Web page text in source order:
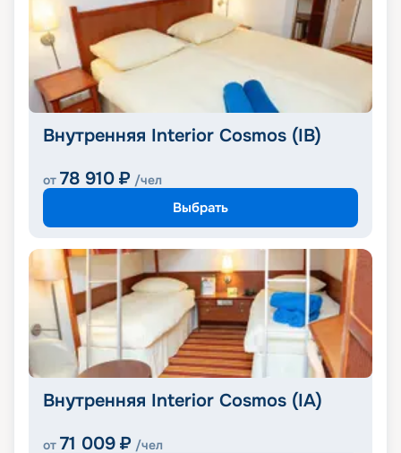
Внутренняя Interior Cosmos (IB)
от 78 910 ₽ /чел
Выбрать
Внутренняя Interior Cosmos (IA)
от 71 009 ₽ /чел